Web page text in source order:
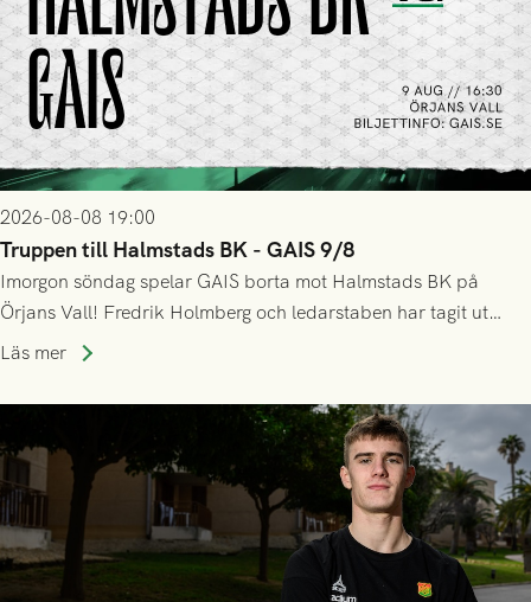
2026-08-08 19:00
Truppen till Halmstads BK - GAIS 9/8
Imorgon söndag spelar GAIS borta mot Halmstads BK på
Örjans Vall! Fredrik Holmberg och ledarstaben har tagit ut
följande trupp till matchen:
Läs mer